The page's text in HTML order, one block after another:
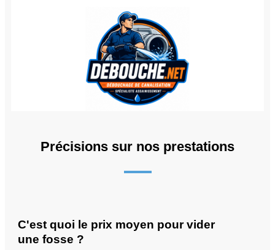
Précisions sur nos prestations
C'est quoi le prix moyen pour vider
une fosse ?